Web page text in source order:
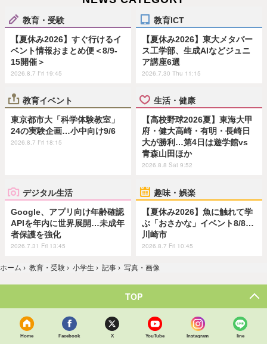
教育・受験
【夏休み2026】すぐ行けるイ
ベント情報おまとめ便＜8/9-
15開催＞
2026.8.7 Fri 19:45
教育ICT
【夏休み2026】東大メタバー
ス工学部、生成AIなどジュニ
ア講座6選
2026.7.30 Thu 11:15
教育イベント
東京都市大「科学体験教室」
24の実験企画…小中向け9/6
2026.8.7 Fri 18:15
生活・健康
【高校野球2026夏】東海大甲
府・健大高崎・有明・長崎日
大が勝利…第4日は遊学館vs
青森山田ほか
2026.8.8 Sat 9:52
デジタル生活
Google、アプリ向け年齢確認
APIを年内に世界展開…未成年
者保護を強化
2026.7.31 Fri 13:45
趣味・娯楽
【夏休み2026】魚に触れて学
ぶ「おさかな」イベント8/8…
川崎市
2026.8.7 Fri 10:45
ホーム › 教育・受験 › 小学生 › 記事 › 写真・画像
TOP
Home Facebook X YouTube Instagram line